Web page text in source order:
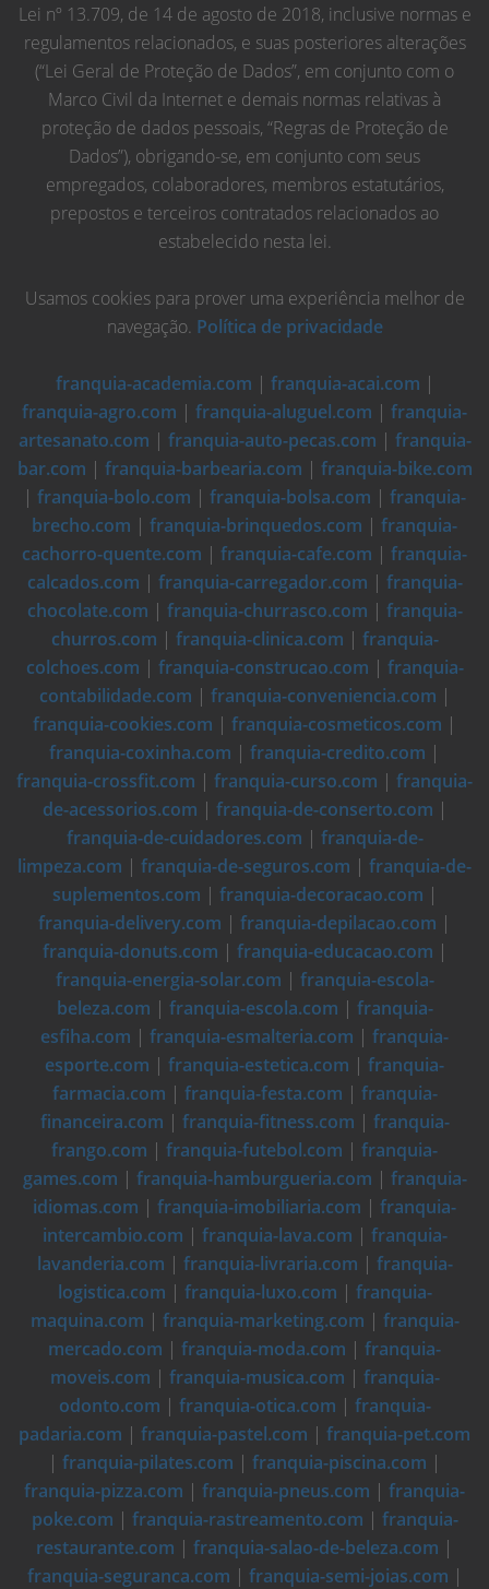
Lei nº 13.709, de 14 de agosto de 2018, inclusive normas e
regulamentos relacionados, e suas posteriores alterações
(“Lei Geral de Proteção de Dados”, em conjunto com o
Marco Civil da Internet e demais normas relativas à
proteção de dados pessoais, “Regras de Proteção de
Dados”), obrigando-se, em conjunto com seus
empregados, colaboradores, membros estatutários,
prepostos e terceiros contratados relacionados ao
estabelecido nesta lei.
Usamos cookies para prover uma experiência melhor de
navegação. Política de privacidade
franquia-academia.com | franquia-acai.com |
franquia-agro.com | franquia-aluguel.com | franquia-
artesanato.com | franquia-auto-pecas.com | franquia-
bar.com | franquia-barbearia.com | franquia-bike.com
| franquia-bolo.com | franquia-bolsa.com | franquia-
brecho.com | franquia-brinquedos.com | franquia-
cachorro-quente.com | franquia-cafe.com | franquia-
calcados.com | franquia-carregador.com | franquia-
chocolate.com | franquia-churrasco.com | franquia-
churros.com | franquia-clinica.com | franquia-
colchoes.com | franquia-construcao.com | franquia-
contabilidade.com | franquia-conveniencia.com |
franquia-cookies.com | franquia-cosmeticos.com |
franquia-coxinha.com | franquia-credito.com |
franquia-crossfit.com | franquia-curso.com | franquia-
de-acessorios.com | franquia-de-conserto.com |
franquia-de-cuidadores.com | franquia-de-
limpeza.com | franquia-de-seguros.com | franquia-de-
suplementos.com | franquia-decoracao.com |
franquia-delivery.com | franquia-depilacao.com |
franquia-donuts.com | franquia-educacao.com |
franquia-energia-solar.com | franquia-escola-
beleza.com | franquia-escola.com | franquia-
esfiha.com | franquia-esmalteria.com | franquia-
esporte.com | franquia-estetica.com | franquia-
farmacia.com | franquia-festa.com | franquia-
financeira.com | franquia-fitness.com | franquia-
frango.com | franquia-futebol.com | franquia-
games.com | franquia-hamburgueria.com | franquia-
idiomas.com | franquia-imobiliaria.com | franquia-
intercambio.com | franquia-lava.com | franquia-
lavanderia.com | franquia-livraria.com | franquia-
logistica.com | franquia-luxo.com | franquia-
maquina.com | franquia-marketing.com | franquia-
mercado.com | franquia-moda.com | franquia-
moveis.com | franquia-musica.com | franquia-
odonto.com | franquia-otica.com | franquia-
padaria.com | franquia-pastel.com | franquia-pet.com
| franquia-pilates.com | franquia-piscina.com |
franquia-pizza.com | franquia-pneus.com | franquia-
poke.com | franquia-rastreamento.com | franquia-
restaurante.com | franquia-salao-de-beleza.com |
franquia-seguranca.com | franquia-semi-joias.com |